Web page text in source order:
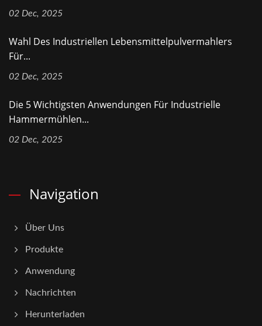
02 Dec, 2025
Wahl Des Industriellen Lebensmittelpulvermahlers
Für...
02 Dec, 2025
Die 5 Wichtigsten Anwendungen Für Industrielle
Hammermühlen...
02 Dec, 2025
Navigation
Über Uns
Produkte
Anwendung
Nachrichten
Herunterladen